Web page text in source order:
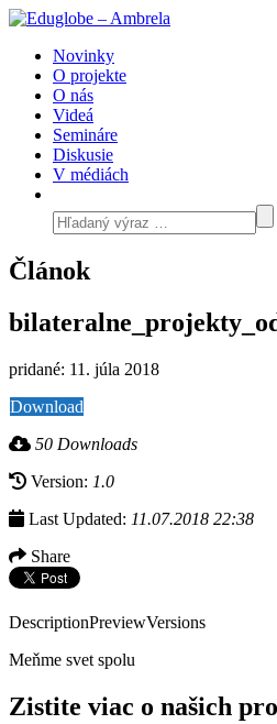
Novinky
O projekte
O nás
Videá
Semináre
Diskusie
V médiách
Článok
pridané: 11. júla 2018
Download
50 Downloads
Version: 1.0
Last Updated: 11.07.2018 22:38
Share
DescriptionPreviewVersions
Meňme svet spolu
Zistite viac o našich